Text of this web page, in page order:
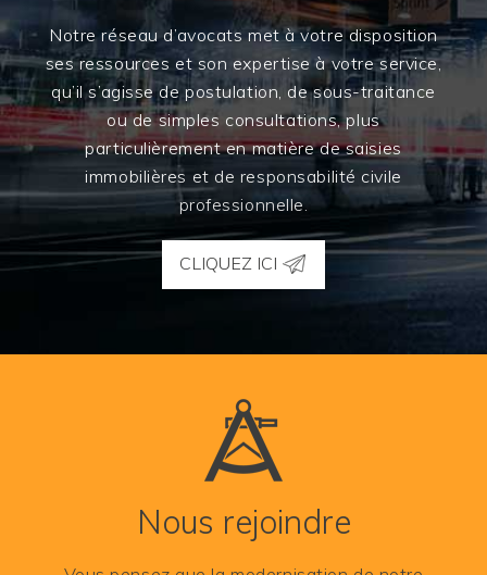
Notre réseau d’avocats met à votre disposition
ses ressources et son expertise à votre service,
qu’il s’agisse de postulation, de sous-traitance
ou de simples consultations, plus
particulièrement en matière de saisies
immobilières et de responsabilité civile
professionnelle.
CLIQUEZ ICI
Nous rejoindre